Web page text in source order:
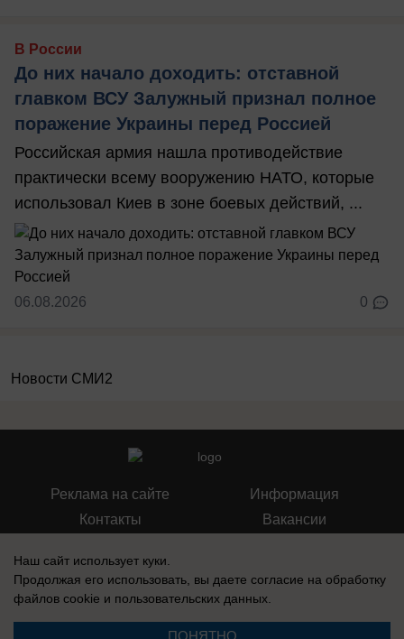
В России
До них начало доходить: отставной
главком ВСУ Залужный признал полное
поражение Украины перед Россией
Российская армия нашла противодействие
практически всему вооружению НАТО, которые
использовал Киев в зоне боевых действий, ...
06.08.2026 0
Новости СМИ2
Реклама на сайте
Контакты
Информация
Вакансии
службой по надзору в сфере связи, информационных технологий и
Наш сайт использует куки.
Продолжая его использовать, вы даете согласие на обработку
файлов cookie и пользовательских данных.
ПОНЯТНО